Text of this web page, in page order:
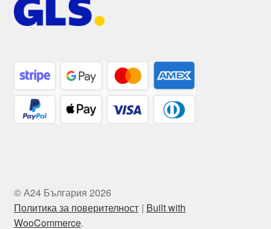
© А24 България 2026
Политика за поверителност
Built with
WooCommerce.